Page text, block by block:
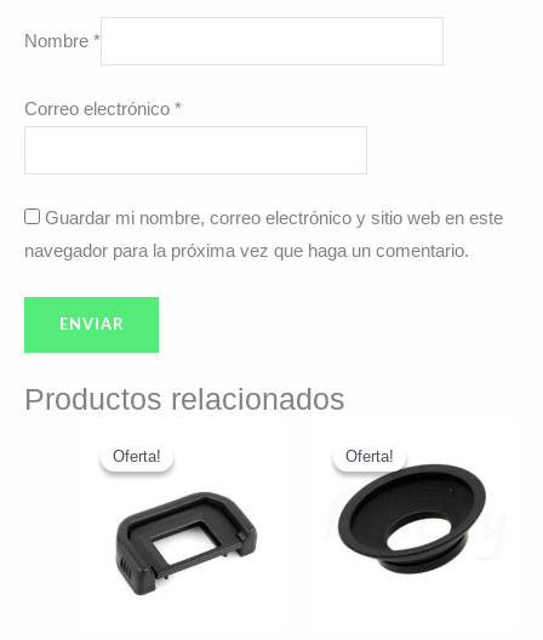
Nombre *
Correo electrónico *
Guardar mi nombre, correo electrónico y sitio web en este
navegador para la próxima vez que haga un comentario.
Productos relacionados
Oferta!
Oferta!precio
original
$7.990.
es:
$6.990.
Oferta!
Oferta!precio
original
era:
$12.990.
actual
es:
$11.990.